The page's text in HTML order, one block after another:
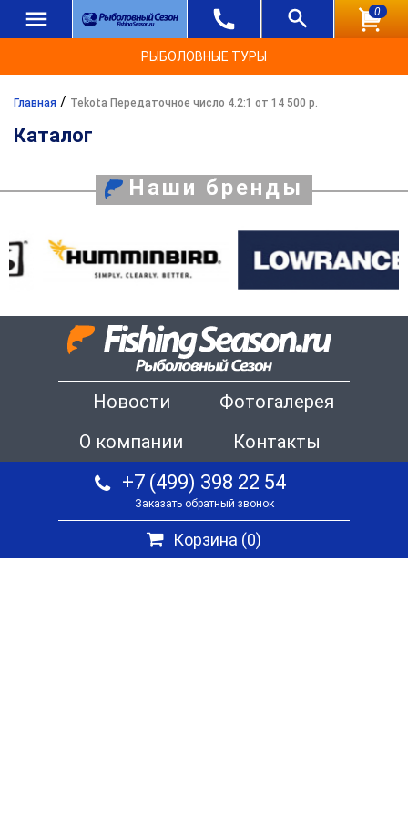
0
РЫБОЛОВНЫЕ ТУРЫ
Главная / Tekota Передаточное число 4.2:1 от 14 500 р.
Каталог
Наши бренды
Новости
Фотогалерея
О компании
Контакты
+7 (499) 398 22 54
Заказать обратный звонок
Корзина (0)